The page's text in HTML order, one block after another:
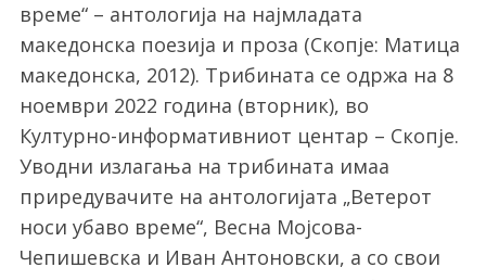
време“ – антологија на најмладата
македонска поезија и проза (Скопје: Матица
македонска, 2012). Трибината се одржа на 8
ноември 2022 година (вторник), во
Културно-информативниот центар – Скопје.
Уводни излагања на трибината имаа
приредувачите на антологијата „Ветерот
носи убаво време“, Весна Мојсова-
Чепишевска и Иван Антоновски, а со свои